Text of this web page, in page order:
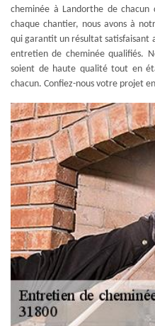
cheminée à Landorthe de
chaque chantier, nous avons à
qui garantit un résultat satisfaisant
entretien de cheminée qualifiés.
soient de haute qualité tout en
chacun. Confiez-nous votre projet